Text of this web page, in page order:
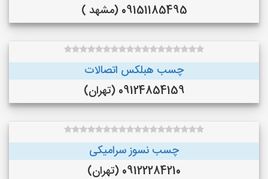
09151185495 (مشهد )
چسب هبلکس اتصالات
09124854159 (تهران)
چسب نسوز سرامیکی
09122284210 (تهران)